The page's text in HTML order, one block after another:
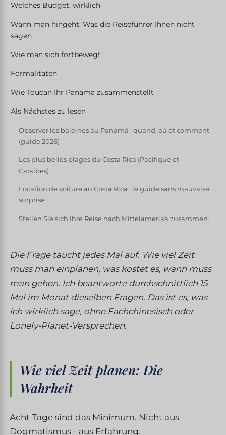
Welches Budget, wirklich
Wann man hingeht: Was die Reiseführer Ihnen nicht
sagen
Wie man sich fortbewegt
Formalitäten
Wie Toucan Ihr Panama zusammenstellt
Als Nächstes zu lesen
Observer les baleines au Panamá : quand, où et comment
(guide 2026)
Les plus belles plages du Costa Rica (Pacifique et
Caraïbes)
Location de voiture au Costa Rica : le guide sans mauvaise
surprise
Stellen Sie sich Ihre Reise nach Mittelamerika zusammen.
Die Frage taucht jedes Mal auf. Wie viel Zeit
muss man einplanen, was kostet es, wann muss
man gehen. Ich beantworte durchschnittlich 15
Mal im Monat dieselben Fragen. Das ist es, was
ich wirklich sage, ohne Fachchinesisch oder
Lonely-Planet-Versprechen.
Wie viel Zeit planen: Die
Wahrheit
Acht Tage sind das Minimum. Nicht aus
Dogmatismus - aus Erfahrung.